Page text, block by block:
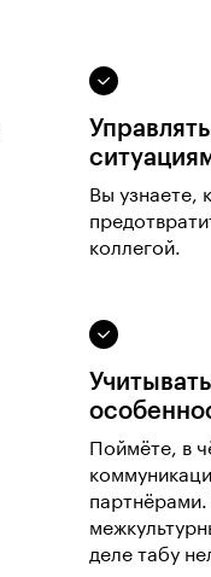
Вы узнаете,
коллегой.
Поймёте, в
партнёрами.
деле табу